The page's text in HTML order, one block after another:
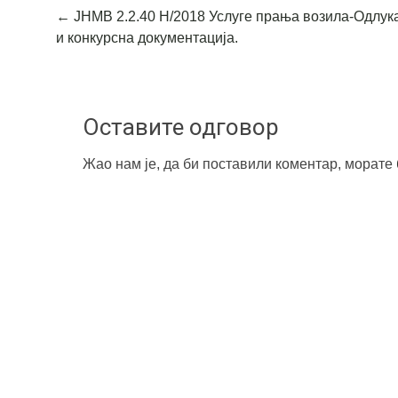
Post
navigation
← ЈНМВ 2.2.40 Н/2018 Услуге прања возила-
и конкурсна документација.
Оставите одговор
Жао нам је, да би поставили коментар, морате